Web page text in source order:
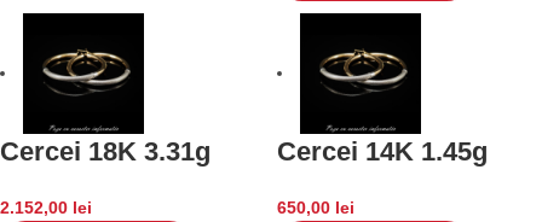
Cercei 18K 3.31g
2.152,00 lei
Cercei 14K 1.45g
650,00 lei